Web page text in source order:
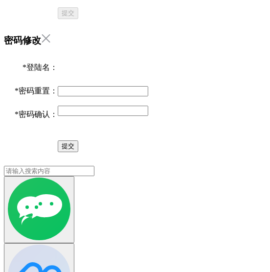
提交
密码修改
*登陆名：
*密码重置：
*密码确认：